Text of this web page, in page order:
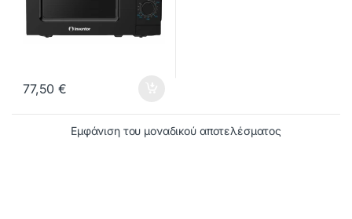
77,50€
Εμφάνιση του μοναδικού αποτελέσματος